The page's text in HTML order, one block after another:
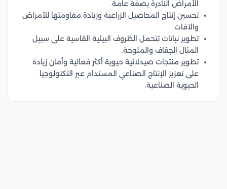
الأمراض النادرة بصفة عامة.
تحسين إنتاج المحاصيل الزراعية وزيادة مقاومتها للأمراض
والآفات.
تطوير نباتات تتحمل الظروف البيئية القاسية على سبيل
المثال الجفاف والملوحة.
تطوير منتجات صيدلانية حيوية أكثر فعالية وأمان زيادة
على تعزيز الإنتاج الصناعي المستدام عبر التكنولوجيا
الحيوية الصناعية.